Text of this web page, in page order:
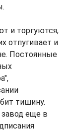
и торгуются,
отпугивает и
Постоянные
тишину.
завод еще в